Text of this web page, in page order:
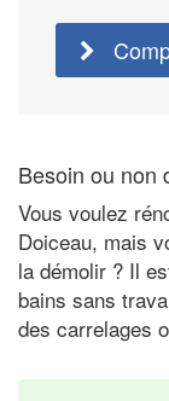
Besoin ou non
Vous voulez
Doiceau, mais
la démolir ? Il
bains sans
des carrelages